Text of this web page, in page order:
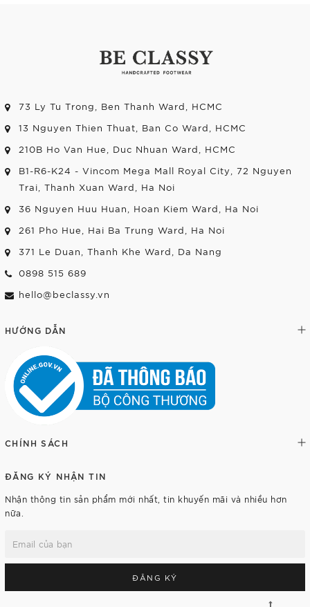
73 Ly Tu Trong, Ben Thanh Ward, HCMC
13 Nguyen Thien Thuat, Ban Co Ward, HCMC
210B Ho Van Hue, Duc Nhuan Ward, HCMC
B1-R6-K24 - Vincom Mega Mall Royal City, 72 Nguyen
Trai, Thanh Xuan Ward, Ha Noi
36 Nguyen Huu Huan, Hoan Kiem Ward, Ha Noi
261 Pho Hue, Hai Ba Trung Ward, Ha Noi
371 Le Duan, Thanh Khe Ward, Da Nang
0898 515 689
hello@beclassy.vn
HƯỚNG DẪN
CHÍNH SÁCH
ĐĂNG KÝ NHẬN TIN
Nhận thông tin sản phẩm mới nhất, tin khuyến mãi và nhiều hơn
nữa.
ĐĂNG KÝ